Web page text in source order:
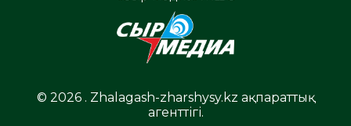
© 2026 . Zhalagash-zharshysy.kz ақпараттық
агенттігі.